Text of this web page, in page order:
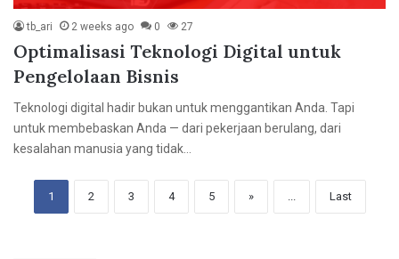
tb_ari 2 weeks ago 0 27
Optimalisasi Teknologi Digital untuk
Pengelolaan Bisnis
Teknologi digital hadir bukan untuk menggantikan Anda. Tapi
untuk membebaskan Anda — dari pekerjaan berulang, dari
kesalahan manusia yang tidak…
1 2 3 4 5 » ... Last